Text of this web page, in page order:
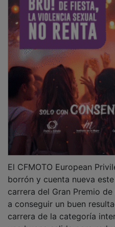
borrón y cuenta nueva
carrera del Gran Premio
a conseguir un buen
carrera de la categoría
una buena salida para